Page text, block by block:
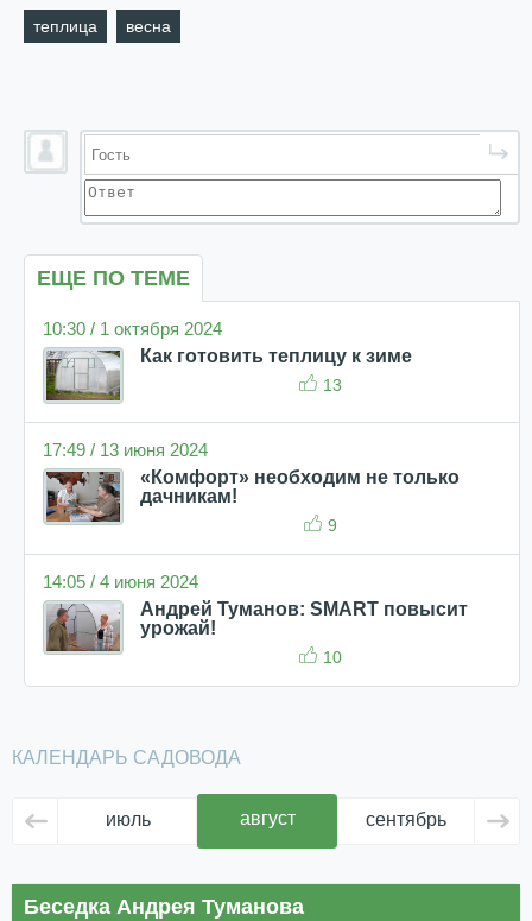
теплица весна
ЕЩЕ ПО ТЕМЕ
10:30 / 1 октября 2024
Как готовить теплицу к зиме
13
17:49 / 13 июня 2024
«Комфорт» необходим не только
дачникам!
9
14:05 / 4 июня 2024
Андрей Туманов: SMART повысит
урожай!
10
КАЛЕНДАРЬ САДОВОДА
июль август сентябрь
Беседка Андрея Туманова